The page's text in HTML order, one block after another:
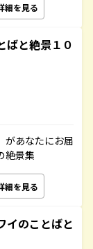
細を見る
ばと絶景１０
があなたにお届
絶景集
細を見る
イのことばと